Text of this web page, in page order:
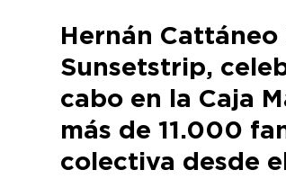
Hernán
Sunsetstrip,
cabo en la Caja
más de 11.000
colectiva desde